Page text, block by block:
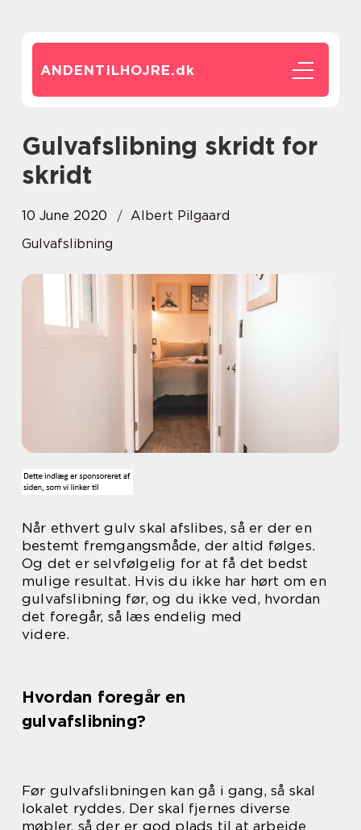
ANDENTILHOJRE.dk
Gulvafslibning skridt for
skridt
10 June 2020
Albert Pilgaard
Gulvafslibning
Når ethvert gulv skal afslibes, så er der en
bestemt fremgangsmåde, der altid følges.
Og det er selvfølgelig for at få det bedst
mulige resultat. Hvis du ikke har hørt om en
gulvafslibning før, og du ikke ved, hvordan
det foregår, så læs endelig med
videre.
Hvordan foregår en
gulvafslibning?
Før gulvafslibningen kan gå i gang, så skal
lokalet ryddes. Der skal fjernes diverse
møbler, så der er god plads til at arbejde